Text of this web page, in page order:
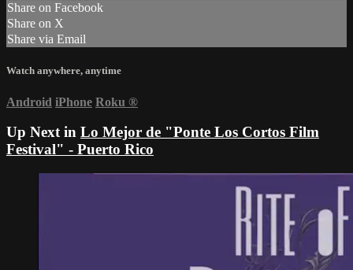
Share on Facebook
Share on X
Share via Email
Watch anywhere, anytime
Android iPhone Roku ®
Up Next in Lo Mejor de "Ponte Los Cortos Film
Festival" - Puerto Rico